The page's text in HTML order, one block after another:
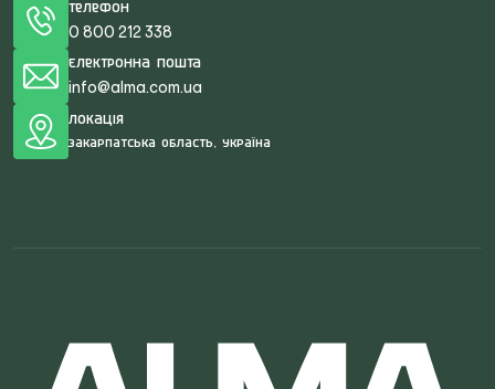
Телефон
0 800 212 338
Електронна пошта
info@alma.com.ua
Локація
Закарпатська область, Україна